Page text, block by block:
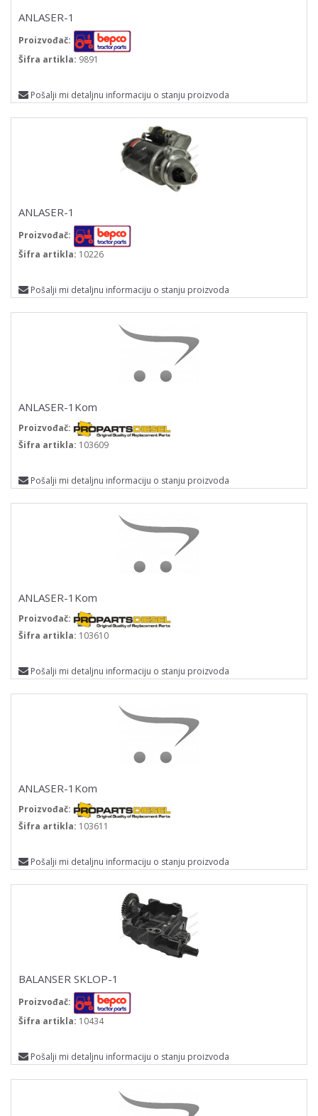
ANLASER-1
Proizvođač:
Šifra artikla: 9891
Pošalji mi detaljnu informaciju o stanju proizvoda
ANLASER-1
Proizvođač:
Šifra artikla: 10226
Pošalji mi detaljnu informaciju o stanju proizvoda
ANLASER-1Kom
Proizvođač:
Šifra artikla: 103609
Pošalji mi detaljnu informaciju o stanju proizvoda
ANLASER-1Kom
Proizvođač:
Šifra artikla: 103610
Pošalji mi detaljnu informaciju o stanju proizvoda
ANLASER-1Kom
Proizvođač:
Šifra artikla: 103611
Pošalji mi detaljnu informaciju o stanju proizvoda
BALANSER SKLOP-1
Proizvođač:
Šifra artikla: 10434
Pošalji mi detaljnu informaciju o stanju proizvoda